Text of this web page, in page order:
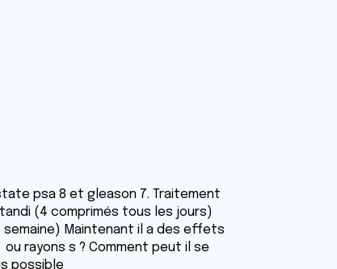
psa 8 et gleason 7. Traitement
(4 comprimés tous les jours)
semaine) Maintenant il a des effets
rayons s ? Comment peut il se
possible